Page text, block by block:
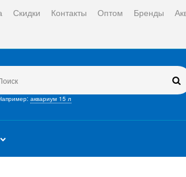
Скидки Контакты Оптом Бренды
аквариум 15 л